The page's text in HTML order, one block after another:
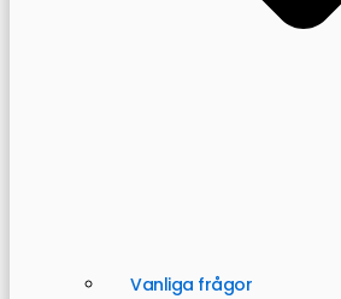
Vanliga frågor